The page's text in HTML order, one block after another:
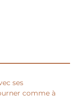
ses
comme à